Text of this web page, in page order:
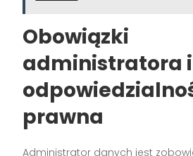
Obowiązki
administratora i
prawna
Administrator danych jest